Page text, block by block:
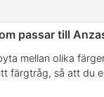
passar till
mellan olika
färgtråg, så att du